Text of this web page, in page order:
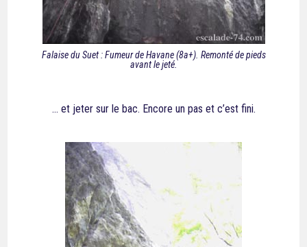
Falaise du Suet : Fumeur de Havane (8a+). Remonté de pieds
avant le jeté.
… et jeter sur le bac. Encore un pas et c’est fini.